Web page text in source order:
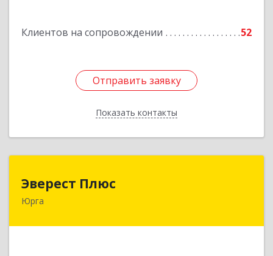
Клиентов на сопровождении 52
Отправить заявку
Показать контакты
Отправить заявку
Назад
Эверест Плюс
Юрга652055, Кемеровская обл, Юрга г, Московская